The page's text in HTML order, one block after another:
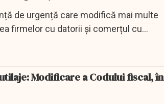
de urgență care modifică mai multe
firmelor cu datorii și comerțul cu
Modificare a Codului fiscal, în